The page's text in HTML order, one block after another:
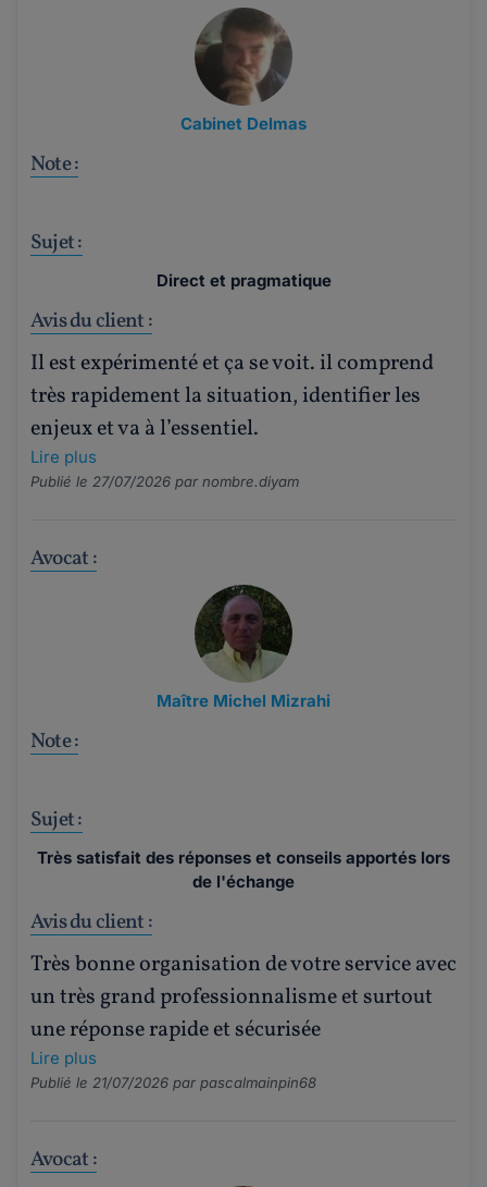
Cabinet Delmas
Note :
Sujet :
Direct et pragmatique
Avis du client :
Il est expérimenté et ça se voit. il comprend
très rapidement la situation, identifier les
enjeux et va à l’essentiel.
Lire plus
Publié le 27/07/2026 par nombre.diyam
Avocat :
Maître Michel Mizrahi
Note :
Sujet :
Très satisfait des réponses et conseils apportés lors
de l'échange
Avis du client :
Très bonne organisation de votre service avec
un très grand professionnalisme et surtout
une réponse rapide et sécurisée
Lire plus
Publié le 21/07/2026 par pascalmainpin68
Avocat :